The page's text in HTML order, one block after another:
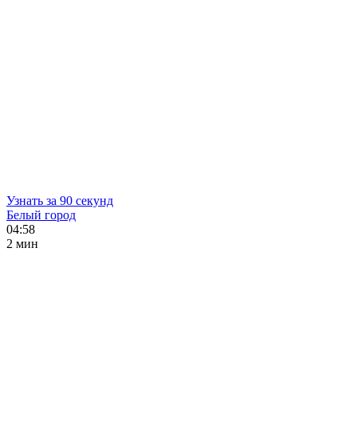
Узнать за 90 секунд
Белый город
04:58
2 мин